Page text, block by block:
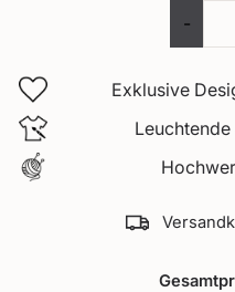
-
Exklusive